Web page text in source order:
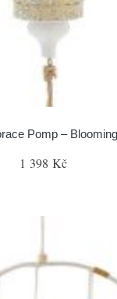
Pomp –
1 398 Kč